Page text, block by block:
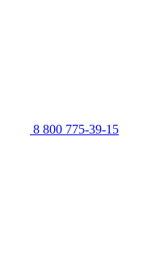
8 800 775-39-15